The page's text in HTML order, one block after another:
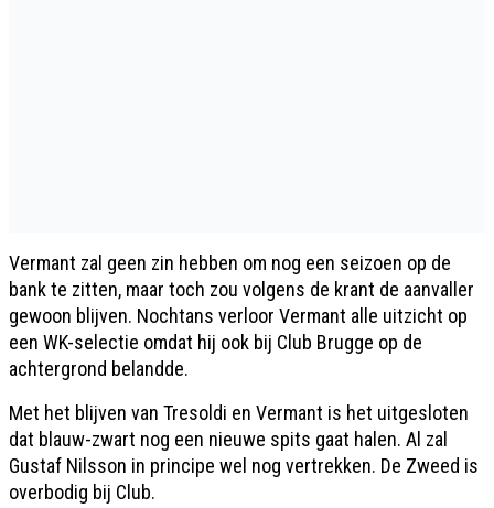
Vermant zal geen zin hebben om nog een seizoen op de
bank te zitten, maar toch zou volgens de krant de aanvaller
gewoon blijven. Nochtans verloor Vermant alle uitzicht op
een WK-selectie omdat hij ook bij Club Brugge op de
achtergrond belandde.
Met het blijven van Tresoldi en Vermant is het uitgesloten
dat blauw-zwart nog een nieuwe spits gaat halen. Al zal
Gustaf Nilsson in principe wel nog vertrekken. De Zweed is
overbodig bij Club.